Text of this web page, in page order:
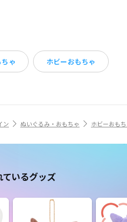
ゃ ホビーおもちゃ
ン ぬいぐるみ・おもちゃ ホビーおも
ているグッズ